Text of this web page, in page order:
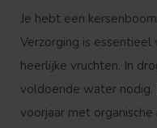
Je hebt een
Verzorging is
heerlijke vruchten. In
voldoende water
voorjaar met